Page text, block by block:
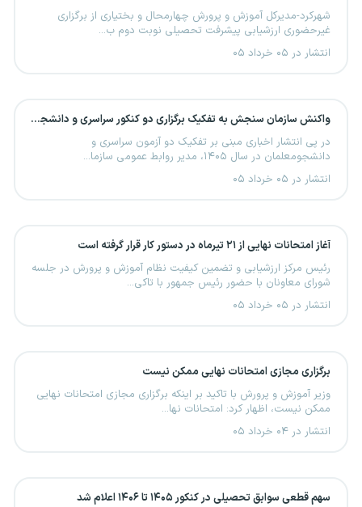
شهرکرد-مدیرکل آموزش و پرورش چهارمحال و بختیاری از برگزاری
غیرحضوری ارزشیابی پیشرفت تحصیلی نوبت دوم ب...
انتشار در ۰۵ خرداد ۰۵
واکنش سازمان سنجش به تفکیک برگزاری دو کنکور سراسری و دانشجومعلمان
در پی انتشار اخباری مبنی بر تفکیک دو آزمون سراسری و
دانشجومعلمان در سال ۱۴۰۵، مدیر روابط عمومی سازما...
انتشار در ۰۵ خرداد ۰۵
آغاز امتحانات نهایی از ۲۱ تیرماه در دستور کار قرار گرفته است
رئیس مرکز ارزشیابی و تضمین کیفیت نظام آموزش و پرورش در جلسه
شورای معاونان با حضور رئیس جمهور با تاکی...
انتشار در ۰۵ خرداد ۰۵
برگزاری مجازی امتحانات نهایی ممکن نیست
وزیر آموزش و پرورش با تاکید بر اینکه برگزاری مجازی امتحانات نهایی
ممکن نیست، اظهار کرد: امتحانات نها...
انتشار در ۰۴ خرداد ۰۵
سهم قطعی سوابق تحصیلی در کنکور ۱۴۰۵ تا ۱۴۰۶ اعلام شد